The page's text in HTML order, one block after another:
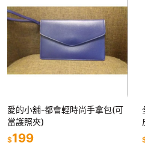
愛的小舖-都會輕時尚手拿包(可
當護照夾)
$199